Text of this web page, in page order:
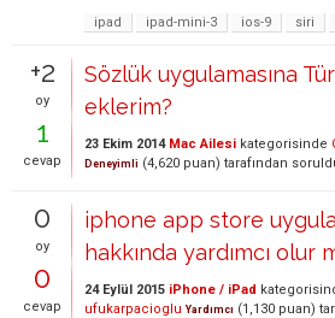
ipad
ipad-mini-3 ios-9 siri
+2
oy
1
cevap
Sözlük uygulamasına
eklerim?
23 Ekim 2014 Mac Ailesi kategorisinde
Deneyimli (4,620 puan) tarafından
0
oy
0
cevap
iphone app store
hakkında yardımcı olur
24 Eylül 2015 iPhone / iPad
ufukarpacioglu Yardımcı (1,130 puan)